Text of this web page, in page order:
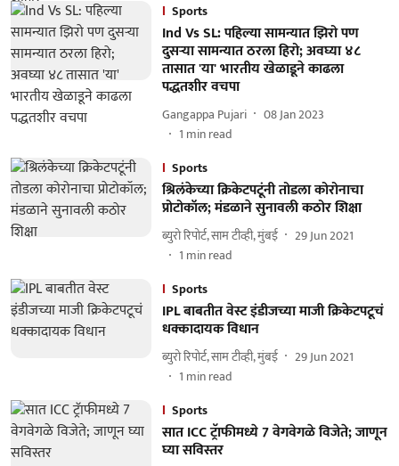
Sports
Ind Vs SL: पहिल्या सामन्यात झिरो पण
दुसऱ्या सामन्यात ठरला हिरो; अवघ्या ४८
तासात 'या' भारतीय खेळाडूने काढला
पद्धतशीर वचपा
Gangappa Pujari
08 Jan 2023
1 min read
Sports
श्रिलंकेच्या क्रिकेटपटूंनी तोडला कोरोनाचा
प्रोटोकॉल; मंडळाने सुनावली कठोर शिक्षा
ब्युरो रिपोर्ट, साम टीव्ही, मुंबई
29 Jun 2021
1 min read
Sports
IPL बाबतीत वेस्ट इंडीजच्या माजी क्रिकेटपटूचं
धक्कादायक विधान
ब्युरो रिपोर्ट, साम टीव्ही, मुंबई
29 Jun 2021
1 min read
Sports
सात ICC ट्रॅाफीमध्ये 7 वेगवेगळे विजेते; जाणून
घ्या सविस्तर